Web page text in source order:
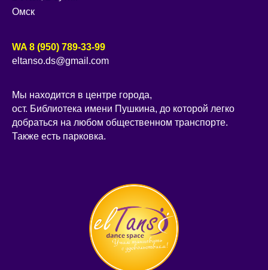
Омск
WA 8 (950) 789-33-99
eltanso.ds@gmail.com
Мы находится в центре города,
ост. Библиотека имени Пушкина, до которой легко
добраться на любом общественном транспорте.
Также есть парковка.